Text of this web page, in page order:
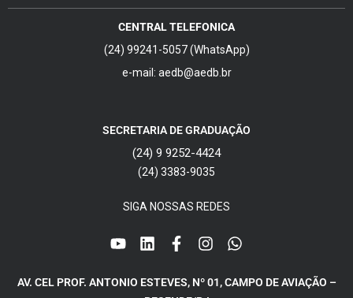
CENTRAL TELEFONICA
(24) 99241-5057 (WhatsApp)
e-mail: aedb@aedb.br
SECRETARIA DE GRADUAÇÃO
(24) 9 9252-4424
(24) 3383-9035
SIGA NOSSAS REDES
AV. CEL PROF. ANTONIO ESTEVES, Nº 01, CAMPO DE AVIAÇÃO –